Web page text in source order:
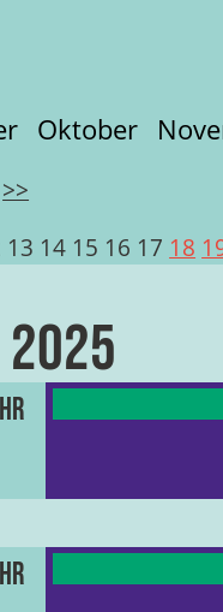
Oktober
>>
13 14 15 16 17 18